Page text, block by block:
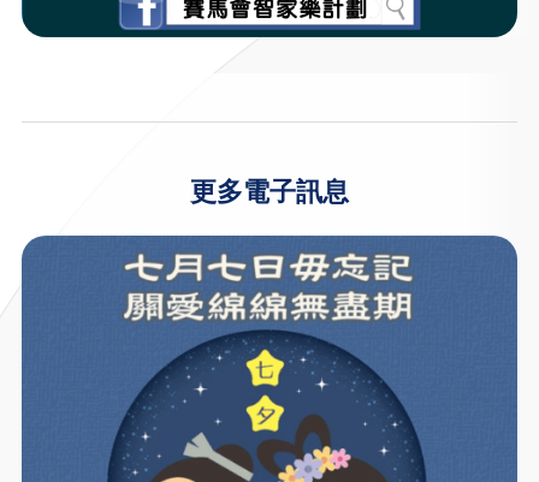
更多電子訊息